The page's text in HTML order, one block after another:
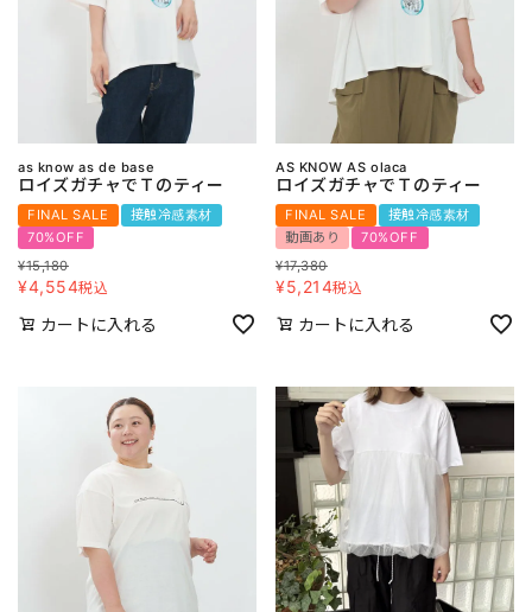
as know as de base
ロイズガチャでＴのティー
FINAL SALE
接触冷感素材
70%OFF
¥15,180
¥4,554税込
カートに入れる
AS KNOW AS olaca
ロイズガチャでＴのティー
FINAL SALE
接触冷感素材
動画あり
70%OFF
¥17,380
¥5,214税込
カートに入れる